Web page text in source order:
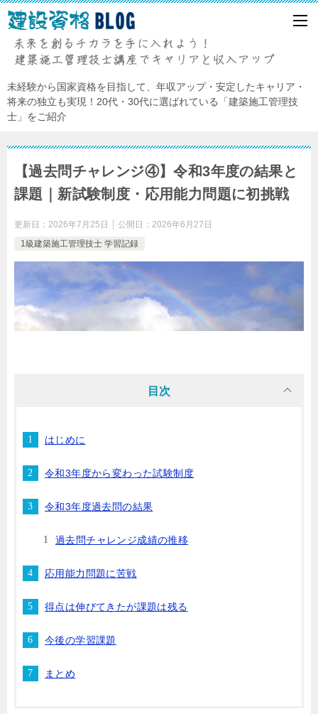
未経験から国家資格を目指して、年収アップ・安定したキャリア・
将来の独立も実現！20代・30代に選ばれている「建築施工管理技
士」をご紹介
【過去問チャレンジ④】令和3年度の結果と
課題｜新試験制度・応用能力問題に初挑戦
更新日： 2026年7月25日 公開日： 2026年6月27日
1級建築施工管理技士 学習記録
目次
はじめに
令和3年度から変わった試験制度
令和3年度過去問の結果
過去問チャレンジ成績の推移
応用能力問題に苦戦
得点は伸びてきたが課題は残る
今後の学習課題
まとめ